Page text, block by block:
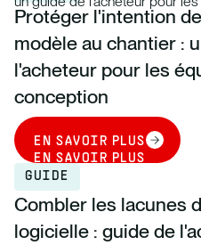
Protéger l'intention
modèle au chantier :
l'acheteur pour les
conception
EN SAVOIR PLUS
EN SAVOIR PLUS
GUIDE
Combler les lacunes
logicielle : guide de